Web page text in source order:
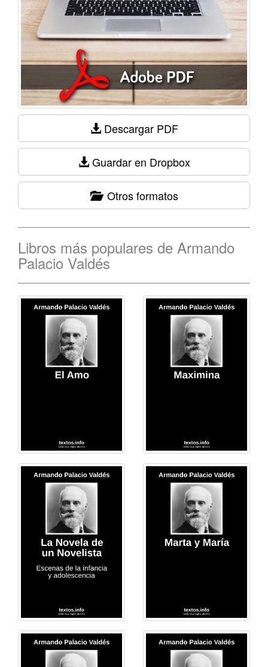
Descargar PDF
Guardar en Dropbox
Otros formatos
Libros más populares de Armando
Palacio Valdés